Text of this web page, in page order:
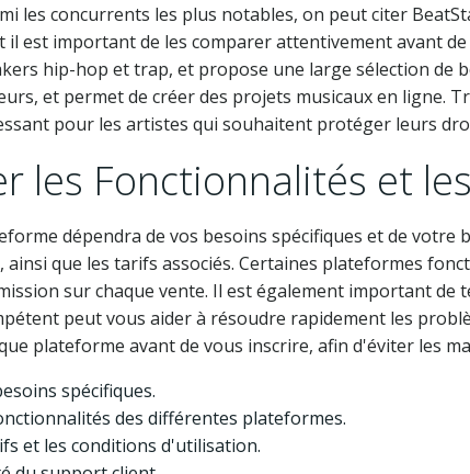
les concurrents les plus notables, on peut citer
il est important de les comparer attentivement avant
hip-hop et trap, et propose une large sélection de
et permet de créer des projets musicaux en ligne.
pour les artistes qui souhaitent protéger leurs
les Fonctionnalités et
dépendra de vos besoins spécifiques et de
ainsi que les tarifs associés. Certaines plateformes
sur chaque vente. Il est également important
peut vous aider à résoudre rapidement les
plateforme avant de vous inscrire, afin d'éviter les
spécifiques.
des différentes plateformes.
et les conditions d'utilisation.